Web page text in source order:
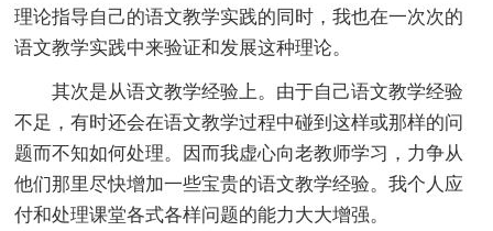
理论指导自己的语文教学实践的同时，我也在一次次的
语文教学实践中来验证和发展这种理论。
其次是从语文教学经验上。由于自己语文教学经验
不足，有时还会在语文教学过程中碰到这样或那样的问
题而不知如何处理。因而我虚心向老教师学习，力争从
他们那里尽快增加一些宝贵的语文教学经验。我个人应
付和处理课堂各式各样问题的能力大大增强。